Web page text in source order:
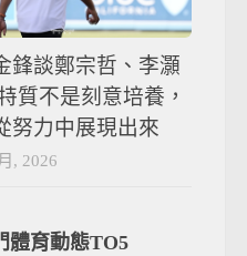
鋒談鄭宗哲、李灝
質不是刻意培養，
努力中展現出來
, 2026
體育動態TO5